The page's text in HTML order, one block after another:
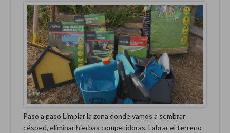
Paso a paso Limpiar la zona donde vamos a sembrar
césped, eliminar hierbas competidoras. Labrar el terreno